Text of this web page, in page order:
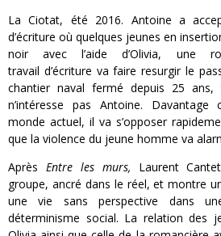
La Ciotat, été 2016. Antoine a
d’écriture où quelques jeunes en
noir avec l’aide d’Olivia, une
travail d’écriture va faire resurgir le
chantier naval fermé depuis 25
n’intéresse pas Antoine. Davantage
monde actuel, il va s’opposer
que la violence du jeune homme va
Après Entre les murs, Laurent
groupe, ancré dans le réel, et montre
une vie sans perspective dans
déterminisme social. La relation des